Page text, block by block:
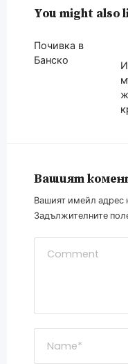
You might also
Почивка в
Банско
Вашият
Вашият имейл адрес
Задължителните